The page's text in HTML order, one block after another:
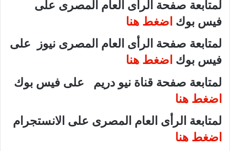
لمتابعة صفحة الرأى العام المصرى على
فيس بوك اضغط هنا
لمتابعة صفحة الرأى العام المصرى نيوز على
فيس بوك اضغط هنا
لمتابعة صفحة قناة نيو دريم على فيس بوك
اضغط هنا
لمتابعة الرأى العام المصرى على الانستجرام
اضغط هنا